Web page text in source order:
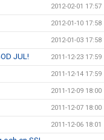
2012-02-01 17:57
2012-01-10 17:58
2012-01-03 17:58
JUL! 2011-12-23 17:59
2011-12-14 17:59
2011-12-09 18:00
2011-12-07 18:00
2011-12-06 18:01